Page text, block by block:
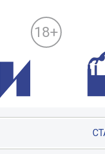
18+